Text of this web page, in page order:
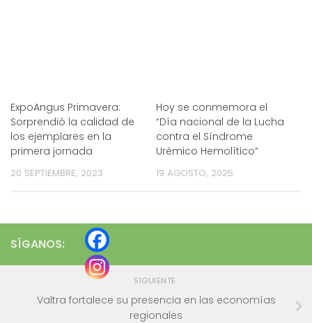
ExpoAngus Primavera:
Sorprendió la calidad de
los ejemplares en la
primera jornada
20 SEPTIEMBRE, 2023
Hoy se conmemora el
“Día nacional de la Lucha
contra el Síndrome
Urémico Hemolítico”
19 AGOSTO, 2025
SÍGANOS:
SIGUIENTE
Valtra fortalece su presencia en las economías
regionales